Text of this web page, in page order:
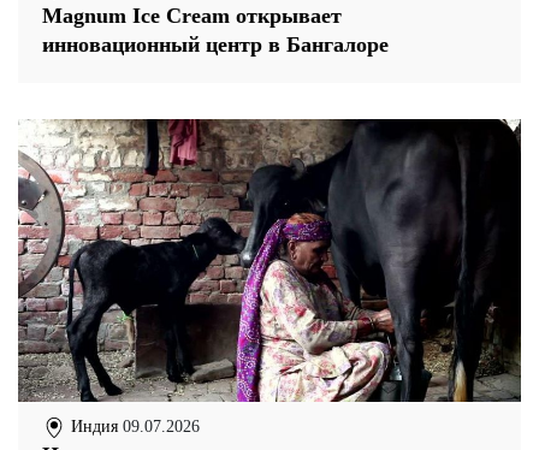
Magnum Ice Cream открывает
инновационный центр в Бангалоре
Индия 09.07.2026